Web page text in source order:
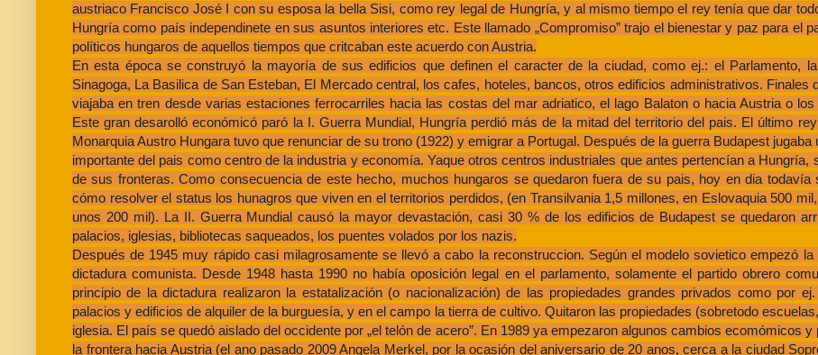
austriaco Francisco José I con su esposa la bella Sisi, como rey legal de Hungría, y al mismo tiempo el rey tenía que dar
Hungría como país independinete en sus asuntos interiores etc. Este llamado „Compromiso” trajo el bienestar y paz para el
políticos hungaros de aquellos tiempos que critcaban este acuerdo con Austria.
En esta época se construyó la mayoría de sus edificios que definen el caracter de la ciudad, como ej.: el Parlamento,
Sinagoga, La Basilica de San Esteban, El Mercado central, los cafes, hoteles, bancos, otros edificios administrativos. Finales
viajaba en tren desde varias estaciones ferrocarriles hacia las costas del mar adriatico, el lago Balaton o hacia Austria o los
Este gran desarolló económicó paró la I. Guerra Mundial, Hungría perdió más de la mitad del territorio del pais. El último
Monarquia Austro Hungara tuvo que renunciar de su trono (1922) y emigrar a Portugal. Después de la guerra Budapest jugaba
importante del pais como centro de la industria y economía. Yaque otros centros industriales que antes pertencían a Hungría,
de sus fronteras. Como consecuencia de este hecho, muchos hungaros se quedaron fuera de su pais, hoy en dia todavía
cómo resolver el status los hunagros que viven en el territorios perdidos, (en Transilvania 1,5 millones, en Eslovaquia 500
unos 200 mil). La II. Guerra Mundial causó la mayor devastación, casi 30 % de los edificios de Budapest se quedaron
palacios, iglesias, bibliotecas saqueados, los puentes volados por los nazis.
Después de 1945 muy rápido casi milagrosamente se llevó a cabo la reconstruccion. Según el modelo sovietico empezó
dictadura comunista. Desde 1948 hasta 1990 no había oposición legal en el parlamento, solamente el partido obrero
principio de la dictadura realizaron la estatalización (o nacionalización) de las propiedades grandes privados como por
palacios y edificios de alquiler de la burguesía, y en el campo la tierra de cultivo. Quitaron las propiedades (sobretodo
iglesia. El país se quedó aislado del occidente por „el telón de acero”. En 1989 ya empezaron algunos cambios ecomómicos y
la frontera hacia Austria (el ano pasado 2009 Angela Merkel, por la ocasión del aniversario de 20 anos, cerca a la ciudad